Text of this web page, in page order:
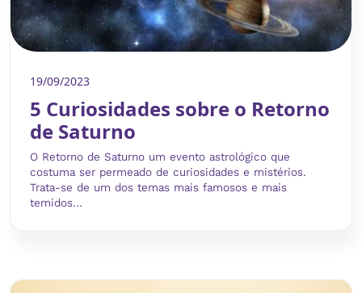
19/09/2023
5 Curiosidades sobre o Retorno
de Saturno
O Retorno de Saturno um evento astrológico que
costuma ser permeado de curiosidades e mistérios.
Trata-se de um dos temas mais famosos e mais
temidos...